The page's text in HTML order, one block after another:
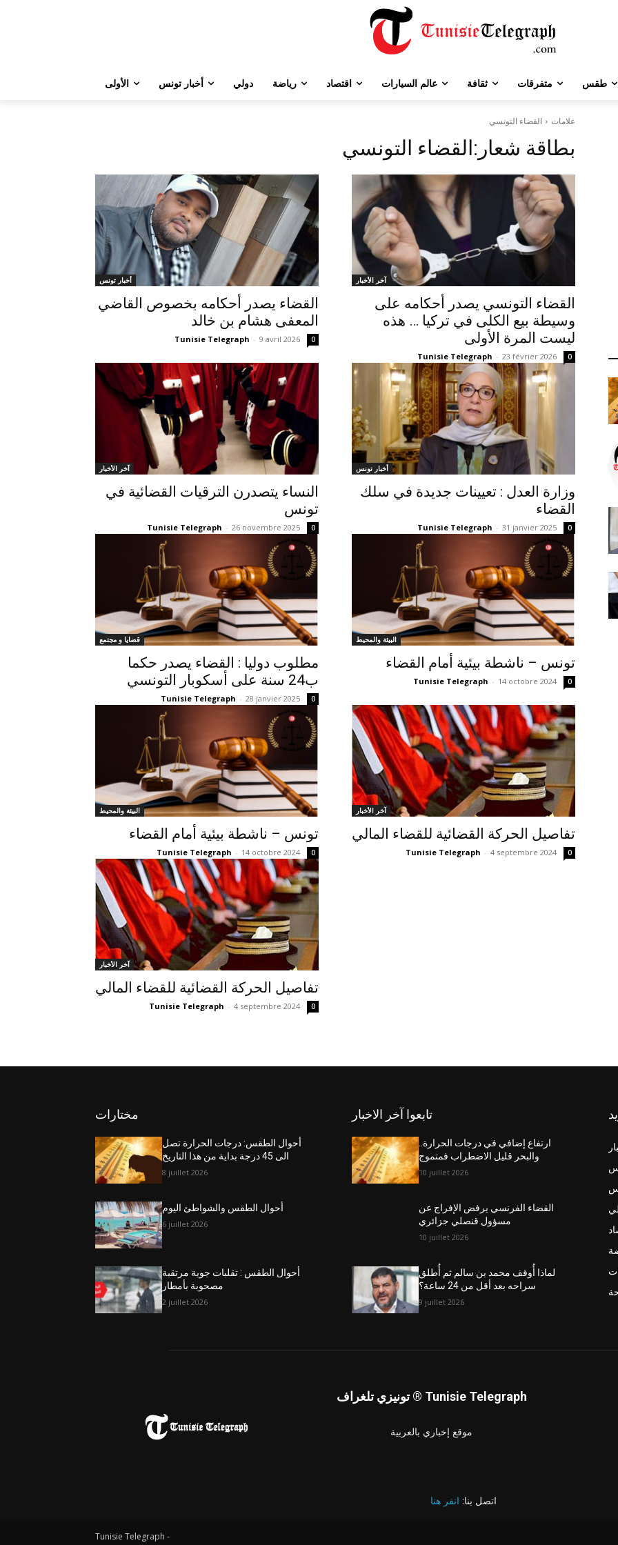
الأولى أخبار تونس دولي رياضة اقتصاد عالم السيارات ثقافة متفرقات طقس
علامات القضاء التونسي
بطاقة شعار:القضاء التونسي
أخبار تونس
القضاء يصدر أحكامه بخصوص القاضي
المعفى هشام بن خالد
Tunisie Telegraph - 9 avril 2026 0
آخر الأخبار
القضاء التونسي يصدر أحكامه على
وسيطة بيع الكلى في تركيا … هذه
ليست المرة الأولى
Tunisie Telegraph - 23 février 2026 0
آخر الأخبار
النساء يتصدرن الترقيات القضائية في
تونس
Tunisie Telegraph - 26 novembre 2025 0
أخبار تونس
وزارة العدل : تعيينات جديدة في سلك
القضاء
Tunisie Telegraph - 31 janvier 2025 0
قضايا و مجتمع
مطلوب دوليا : القضاء يصدر حكما
ب24 سنة على أسكوبار التونسي
Tunisie Telegraph - 28 janvier 2025 0
البيئة والمحيط
تونس – ناشطة بيئية أمام القضاء
Tunisie Telegraph - 14 octobre 2024 0
البيئة والمحيط
تونس – ناشطة بيئية أمام القضاء
Tunisie Telegraph - 14 octobre 2024 0
آخر الأخبار
تفاصيل الحركة القضائية للقضاء المالي
Tunisie Telegraph - 4 septembre 2024 0
آخر الأخبار
تفاصيل الحركة القضائية للقضاء المالي
Tunisie Telegraph - 4 septembre 2024 0
مختارات
أحوال الطقس: درجات الحرارة تصل
الى 45 درجة بداية من هذا التاريخ
8 juillet 2026
أحوال الطقس والشواطئ اليوم
6 juillet 2026
أحوال الطقس : تقلبات جوية مرتقبة
مصحوبة بأمطار
2 juillet 2026
تابعوا آخر الاخبار
ارتفاع إضافي في درجات الحرارة..
والبحر قليل الاضطراب فمتموج
10 juillet 2026
القضاء الفرنسي يرفض الإفراج عن
مسؤول قنصلي جزائري
10 juillet 2026
لماذا أُوقف محمد بن سالم ثم أُطلق
سراحه بعد أقل من 24 ساعة؟
9 juillet 2026
تونيزي تلغراف ® Tunisie Telegraph
موقع إخباري بالعربية
اتصل بنا: انقر هنا
Tunisie Telegraph -